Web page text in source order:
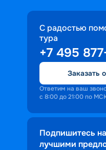
С радостью
тура
+7 495
Заказать
Ответим на ваш
с 8:00 до 21:00 по
Подпишитесь
лучшими